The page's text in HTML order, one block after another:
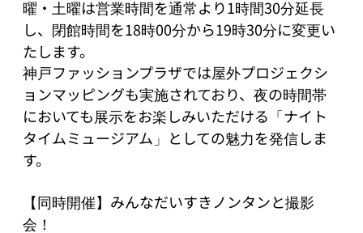
曜・土曜は営業時間を通常より1時間30分延長
し、閉館時間を18時00分から19時30分に変更い
たします。
神戸ファッションプラザでは屋外プロジェクシ
ョンマッピングも実施されており、夜の時間帯
においても展示をお楽しみいただける「ナイト
タイムミュージアム」としての魅力を発信しま
す。
【同時開催】みんなだいすきノンタンと撮影